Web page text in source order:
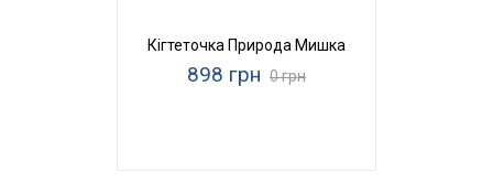
Кігтеточка Природа Мишка
898 грн 0 грн